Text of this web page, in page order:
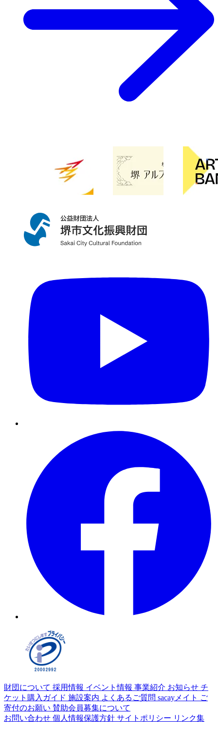
財団について 採用情報 イベント情報 事業紹介 お知らせ チ
ケット購入ガイド 施設案内 よくあるご質問 sacayメイト ご
寄付のお願い 賛助会員募集について
お問い合わせ 個人情報保護方針 サイトポリシー リンク集